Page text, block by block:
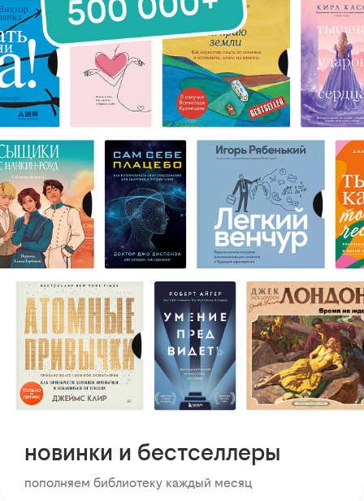
новинки и бестселлеры
пополняем библиотеку каждый месяц